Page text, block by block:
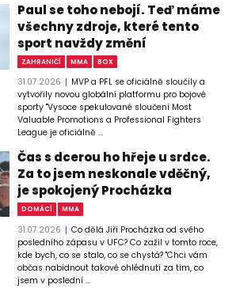
Paul se toho nebojí. Teď máme
všechny zdroje, které tento
sport navždy změní
ZAHRANIČÍ MMA BOX
31.07.2026
MVP a PFL se oficiálně sloučily a
vytvořily novou globální platformu pro bojové
sporty "Vysoce spekulované sloučení Most
Valuable Promotions a Professional Fighters
League je oficiálně ...
Čas s dcerou ho hřeje u srdce.
Za to jsem neskonale vděčný,
je spokojený Procházka
DOMÁCÍ MMA
31.07.2026
Co dělá Jiří Procházka od svého
posledního zápasu v UFC? Co zažil v tomto roce,
kde bych, co se stalo, co se chystá? "Chci vám
občas nabídnout takové ohlédnutí za tím, co
jsem v poslední ...